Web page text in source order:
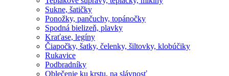
Sukne, šatičky
Ponožky, pančuchy, topánočky
Spodná bielizeň, plavky
Kraťase, legíny
Čiapočky, šatky, čelenky, šiltovky, klobúčiky
Rukavice
Podbradníky
Oblečenie ku krstu, na slávnosť